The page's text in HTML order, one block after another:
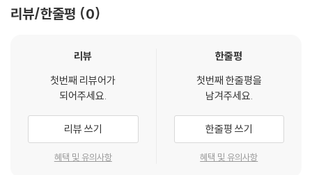
리뷰/한줄평 0
리뷰
첫번째 리뷰어가
되어주세요.
리뷰 쓰기
혜택 및 유의사항
한줄평
첫번째 한줄평을
남겨주세요.
한줄평 쓰기
혜택 및 유의사항